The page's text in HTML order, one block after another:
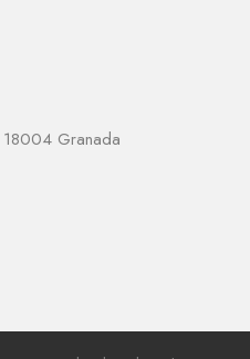
18004 Granada